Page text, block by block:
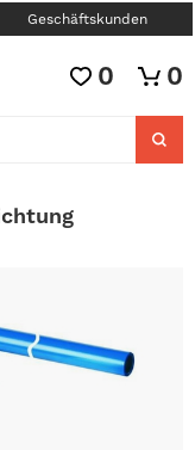
Geschäftskunden
0 0